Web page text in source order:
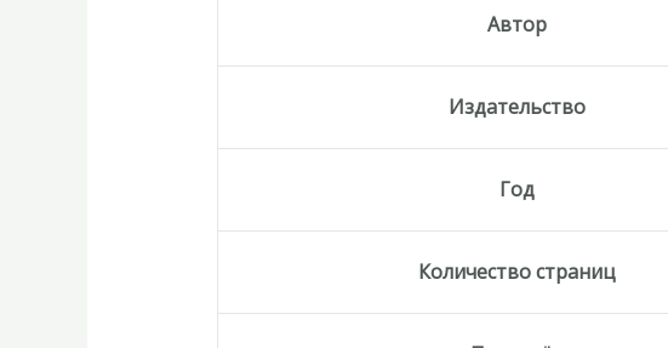
Автор
Издательство
Год
Количество страниц